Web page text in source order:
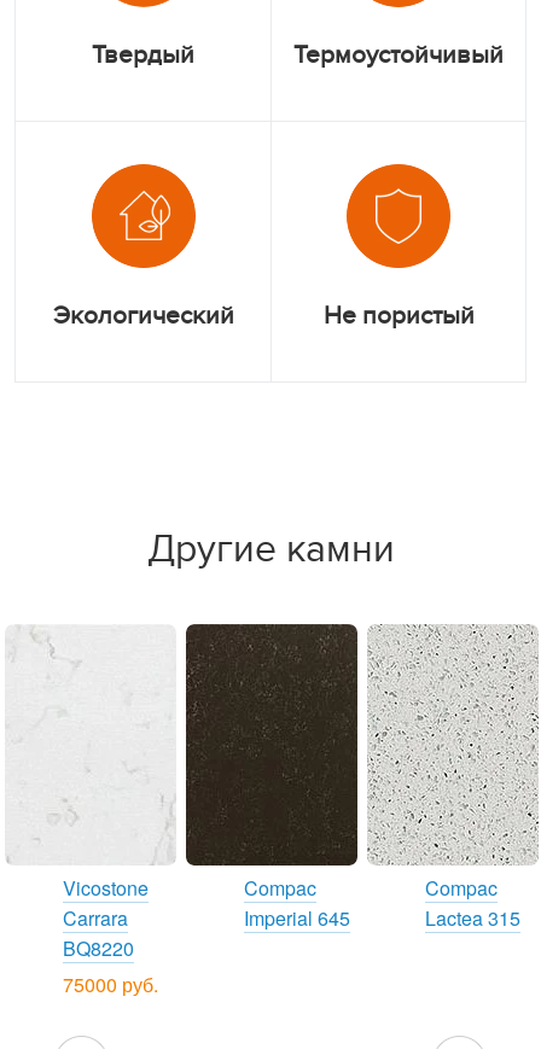
Твердый Термоустойчивый
Экологический Не пористый
Другие камни
Vicostone
Carrara
BQ8220
75000 руб.
Compac
Imperial 645
Compac
Lactea 315